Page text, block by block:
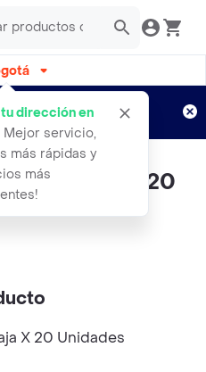
dirección en
Mejor servicio,
más rápidas y
más
semanas
Aplican TyC
Caja X 20
X 20 Unidades